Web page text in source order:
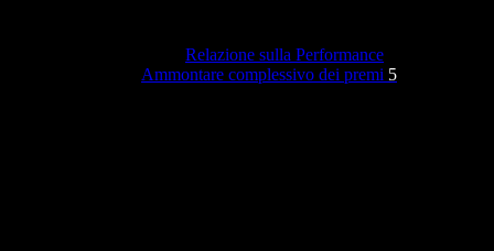
Relazione sulla Performance
Ammontare complessivo dei premi 5